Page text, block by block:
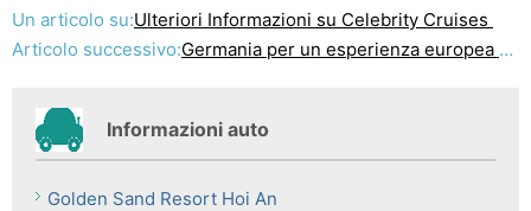
Un articolo su:Ulteriori Informazioni su Celebrity Cruises
Articolo successivo:Germania per un esperienza europea vacanza con una differenza
Informazioni auto
Golden Sand Resort Hoi An